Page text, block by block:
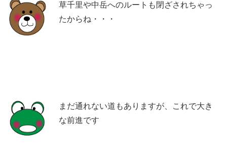
草千里や中岳へのルートも閉ざされちゃっ
たからね・・・
まだ通れない道もありますが、これで大き
な前進です